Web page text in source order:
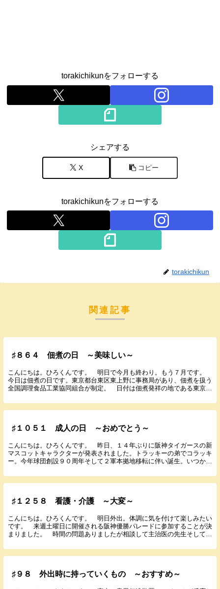
torakichikunをフォローする
シェアする
X コピー
torakichikunをフォローする
torakichikun
関連記事
♯８６４ 佃煮の日 ～美味しい～
こんにちは。ひろくんです。 明日で今月も終わり。もう７月です。
今日は佃煮の日です。東京都台東区東上野に事務局があり、佃煮を扱う
全国調理食品工業協同組合が制定。 日付は佃煮発祥の地である東京佃
♯１０５１ 成人の日 ～おめでとう～
こんにちは。ひろくんです。 昨日、１４年ぶりに阪神タイガースの新
マスコットキャラクターが発表されました。トラッキーの弟でコラッキ
ー。今年球団創設９０周年そして２軍本拠地移転に伴い誕生。いつかコ
♯１２５８ 看護・介護 ～大変～
こんにちは。ひろくんです。 明日外出。体調に気を付けて楽しみたい
です。 来週土曜日に開催される阪神優勝パレードに参加することが決
まりました。 時間の問題ありましたが相談して主治医の先生そして師
♯９８ 外出時に持っていくもの ～おすすめ～